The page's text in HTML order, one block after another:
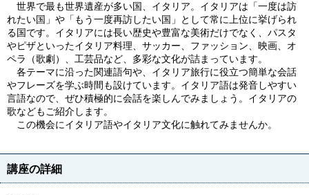
世界で最も世界遺産が多い国、イタリア。イタリアは「一度は訪
れたい国」や「もう一度再訪したい国」として常に上位に挙げられ
る国です。イタリアには長い歴史や豊富な美術だけでなく、パスタ
やピザといったイタリア料理、サッカー、ファッション、映画、オ
ペラ（歌劇）、工芸品など、多彩な文化が詰まっています。
各テーマに沿った関連語句や、イタリア旅行に役立つ簡単な会話
やフレーズを学ぶ時間も設けています。イタリア語は発音しやすい
言語なので、ぜひ積極的に会話を楽しんでみましょう。イタリアの
歌などもご紹介します。
この機会にイタリア語やイタリア文化に触れてみませんか。
講座の詳細